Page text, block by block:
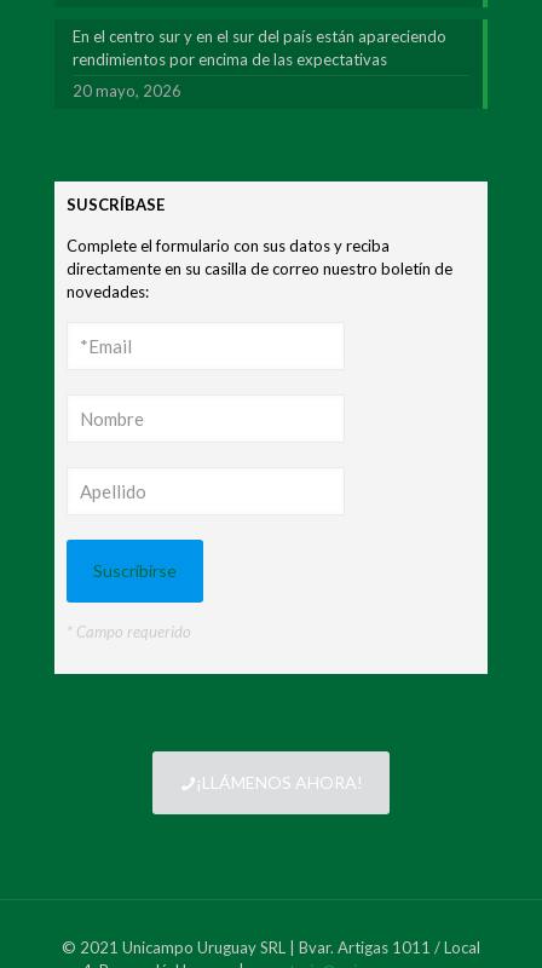
En el centro sur y en el sur del país están apareciendo
rendimientos por encima de las expectativas
20 mayo, 2026
SUSCRÍBASE
Complete el formulario con sus datos y reciba
directamente en su casilla de correo nuestro boletín de
novedades:
* Campo requerido
¡LLÁMENOS AHORA!
© 2021 Unicampo Uruguay SRL | Bvar. Artigas 1011 / Local